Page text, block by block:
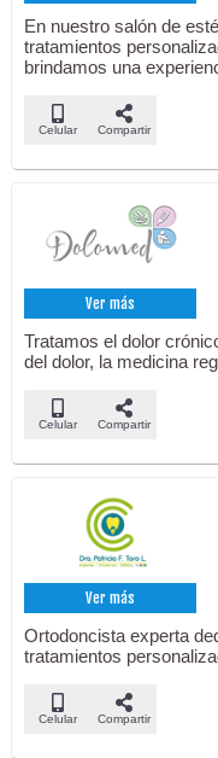
En nuestro salón de
tratamientos
brindamos una
Celular Compartir
Ver más
Tratamos el dolor
del dolor, la medicina
Celular Compartir
Ver más
Ortodoncista experta
tratamientos
Celular Compartir